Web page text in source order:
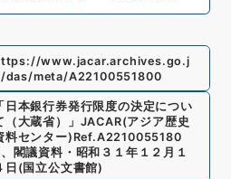
www.jacar.archives.go.j
das/meta/A22100551800
「 日本銀行券発行限度の決定につい
（大蔵省）
」 JACAR(アジア歴史
料センター) Ref.A2210055180
、 閣議資料・昭和３１年１２月１
日 (国立公文書館)